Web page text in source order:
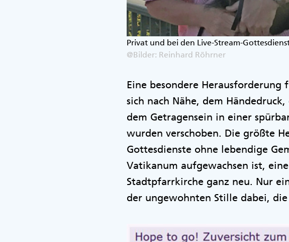
Privat und bei den Live-Stream-
@Bilder: Reinhard Röhrner
Eine besondere Herausforderung
sich nach Nähe, dem
dem Getragensein in einer
wurden verschoben. Die größte
Gottesdienste ohne lebendige
Vatikanum aufgewachsen ist,
Stadtpfarrkirche ganz neu. Nur
der ungewohnten Stille dabei,